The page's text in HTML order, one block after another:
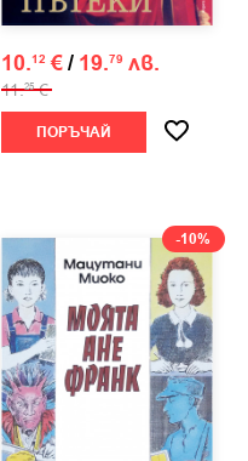
10.12 €/ 19.79 лв.
11.25 €
ПОРЪЧАЙ
-10%